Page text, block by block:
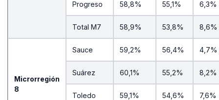
Progreso 58,8% 55,1% 6,3%
Total M7 58,9% 53,8% 8,6%
Microrregión
8
Sauce 59,2% 56,4% 4,7%
Suárez 60,1% 55,2% 8,2%
Toledo 59,1% 54,6% 7,6%